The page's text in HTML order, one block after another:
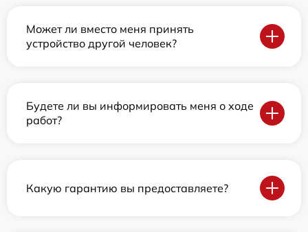
Может ли вместо меня принять
устройство другой человек?
Будете ли вы информировать меня о ходе
работ?
Какую гарантию вы предоставляете?